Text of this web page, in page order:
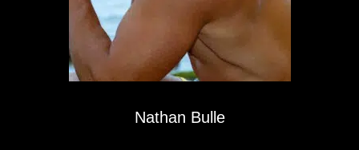
Nathan Bulle